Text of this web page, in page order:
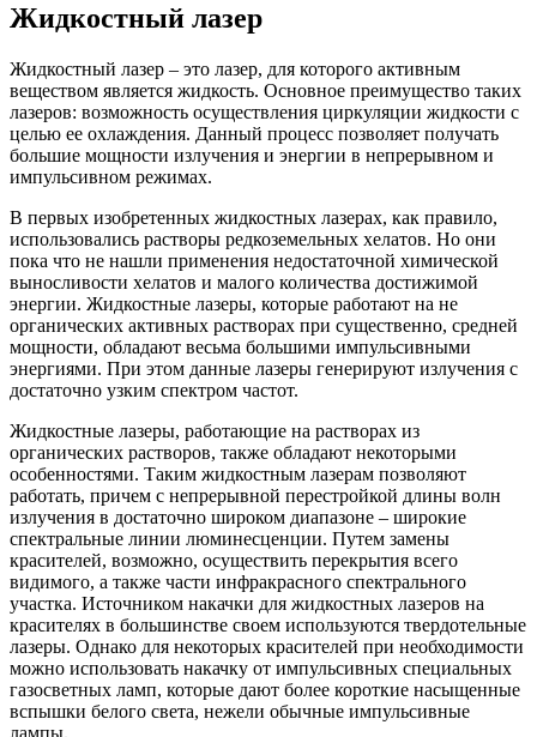
Жидкостный лазер
Жидкостный лазер – это лазер, для которого активным
веществом является жидкость. Основное преимущество таких
лазеров: возможность осуществления циркуляции жидкости с
целью ее охлаждения. Данный процесс позволяет получать
большие мощности излучения и энергии в непрерывном и
импульсивном режимах.
В первых изобретенных жидкостных лазерах, как правило,
использовались растворы редкоземельных хелатов. Но они
пока что не нашли применения недостаточной химической
выносливости хелатов и малого количества достижимой
энергии. Жидкостные лазеры, которые работают на не
органических активных растворах при существенно, средней
мощности, обладают весьма большими импульсивными
энергиями. При этом данные лазеры генерируют излучения с
достаточно узким спектром частот.
Жидкостные лазеры, работающие на растворах из
органических растворов, также обладают некоторыми
особенностями. Таким жидкостным лазерам позволяют
работать, причем с непрерывной перестройкой длины волн
излучения в достаточно широком диапазоне – широкие
спектральные линии люминесценции. Путем замены
красителей, возможно, осуществить перекрытия всего
видимого, а также части инфракрасного спектрального
участка. Источником накачки для жидкостных лазеров на
красителях в большинстве своем используются твердотельные
лазеры. Однако для некоторых красителей при необходимости
можно использовать накачку от импульсивных специальных
газосветных ламп, которые дают более короткие насыщенные
вспышки белого света, нежели обычные импульсивные
лампы.